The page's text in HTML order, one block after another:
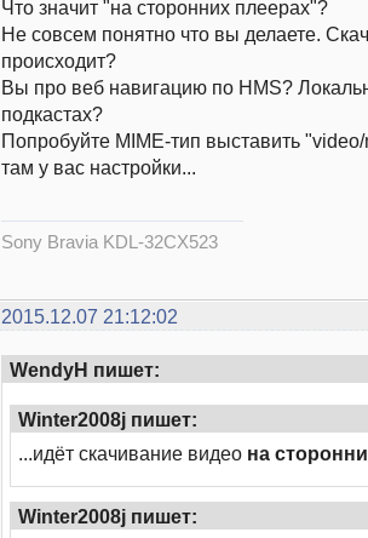
Что значит "на сторонних плеерах"?
Не совсем понятно что вы делаете.
происходит?
Вы про веб навигацию по HMS?
подкастах?
Попробуйте MIME-тип выставить
там у вас настройки...
Sony Bravia KDL-32CX523
2015.12.07 21:12:02
WendyH пишет:
Winter2008j пишет:
...идёт скачивание видео на
Winter2008j пишет: